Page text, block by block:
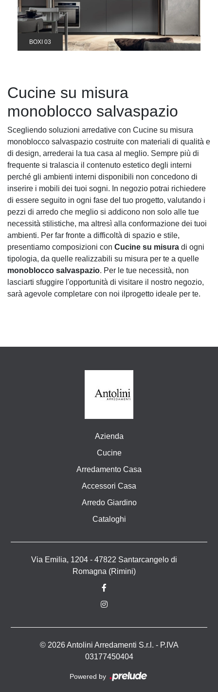
BOXI 03
Cucine su misura
monoblocco salvaspazio
Scegliendo soluzioni arredative con Cucine su misura
monoblocco salvaspazio costruite con materiali di qualità e
di design, arrederai la tua casa al meglio. Sempre più di
frequente si tralascia il contenuto estetico degli interni
perché gli ambienti interni disponibili non concedono di
inserire i mobili dei tuoi sogni. In negozio potrai richiedere
di essere seguito in ogni fase del tuo progetto, valutando i
pezzi di arredo che meglio si addicono non solo alle tue
necessità stilistiche, ma altresì alla conformazione dei tuoi
ambienti. Per far fronte a difficoltà di spazio e stile,
presentiamo composizioni con Cucine su misura di ogni
tipologia, da quelle realizzabili su misura per te a quelle
monoblocco salvaspazio. Per le tue necessità, non
lasciarti sfuggire l'opportunità di visitare il nostro negozio,
sarà agevole completare con noi ilprogetto ideale per te.
Azienda
Cucine
Arredamento Casa
Accessori Casa
Arredo Giardino
Cataloghi
Via Emilia, 1204 - 47822 Santarcangelo di
Romagna (Rimini)
© 2026 Antolini Arredamenti S.r.l. - P.IVA
03177450404
Powered by